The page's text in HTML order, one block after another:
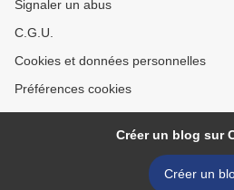
Signaler un abus
C.G.U.
Cookies et données personnelles
Préférences cookies
Créer un blog sur
Créer un